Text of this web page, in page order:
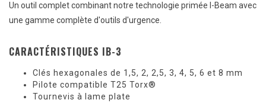
Un outil complet combinant notre technologie primée I-Beam avec
une gamme complète d'outils d'urgence.
CARACTÉRISTIQUES IB-3
Clés hexagonales de 1,5, 2, 2,5, 3, 4, 5, 6 et 8 mm
Pilote compatible T25 Torx®
Tournevis à lame plate